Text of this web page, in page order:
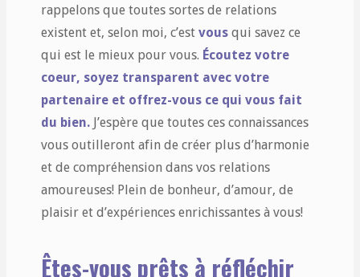
rappelons que toutes sortes de relations
existent et, selon moi, c’estvous qui savez ce
qui est le mieux pour vous. Écoutez votre
coeur, soyez transparent avec votre
partenaire et offrez-vous ce qui vous fait
du bien. J’espère que toutes ces connaissances
vous outilleront afin de créer plus d’harmonie
et de compréhension dans vos relations
amoureuses! Plein de bonheur, d’amour, de
plaisir et d’expériences enrichissantes à vous!
Êtes-vous prêts à réfléchir